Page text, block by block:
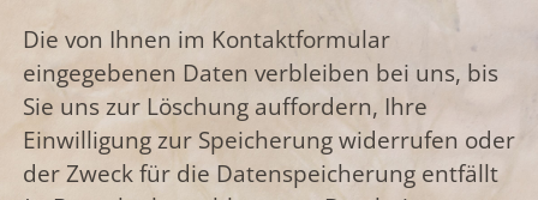
Die von Ihnen im Kontaktformular
eingegebenen Daten verbleiben bei uns, bis
Sie uns zur Löschung auffordern, Ihre
Einwilligung zur Speicherung widerrufen oder
der Zweck für die Datenspeicherung entfällt